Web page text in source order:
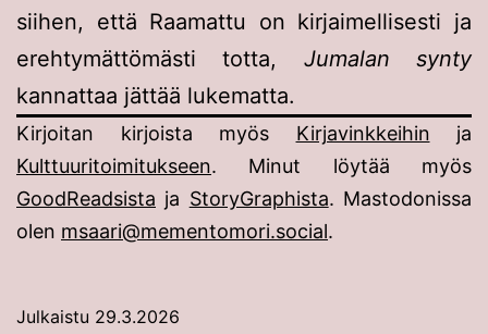
siihen, että Raamattu on kirjaimellisesti ja
erehtymättömästi totta, Jumalan synty
kannattaa jättää lukematta.
Kirjoitan kirjoista myös Kirjavinkkeihin ja
Kulttuuritoimitukseen. Minut löytää myös
GoodReadsista ja StoryGraphista. Mastodonissa
olen msaari@mementomori.social.
Julkaistu 29.3.2026